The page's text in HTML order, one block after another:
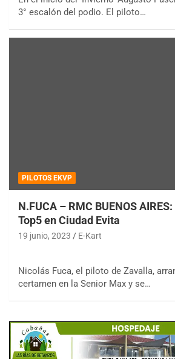
3° escalón del podio. El piloto…
PILOTOS EKVP
N.FUCA – RMC BUENOS
Top5 en Ciudad Evita
19 junio, 2023 E-Kart
Nicolás Fuca, el piloto de Zavalla,
certamen en la Senior Max y se…